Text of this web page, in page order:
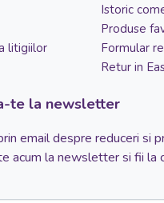
litigiilor
Istoric
Produse
Formular
Retur in
te la newsletter
email despre reduceri si
acum la newsletter si fii la